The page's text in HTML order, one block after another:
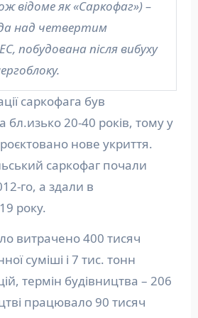
відоме як «Саркофаг») –
над четвертим
побудована після вибуху
саркофага був
20-40 років, тому у
нове укриття.
саркофаг почали
го, а здали в
року.
витрачено 400 тисяч
суміші і 7 тис. тонн
термін будівництва – 206
працювало 90 тисяч